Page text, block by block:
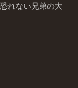
れない兄弟の大